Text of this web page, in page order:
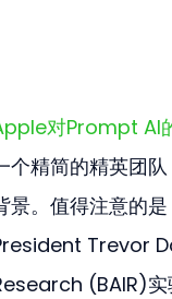
对Prompt AI
个精简的精英团
景。值得注意的
Trevor
(BAIR)实